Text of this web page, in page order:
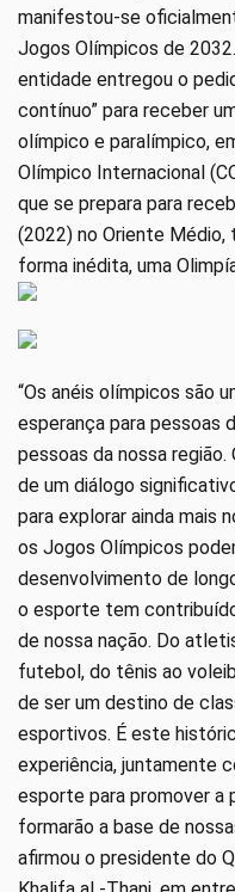
manifestou-se
Jogos Olímpicos de
entidade entregou o
contínuo” para receber
olímpico e paralímpico,
Olímpico Internacional
que se prepara para
(2022) no Oriente Médio,
forma inédita, uma
“Os anéis olímpicos são
esperança para pessoas
pessoas da nossa região.
de um diálogo
para explorar ainda mais
os Jogos Olímpicos
desenvolvimento de
o esporte tem
de nossa nação. Do
futebol, do tênis ao
de ser um destino de
esportivos. É este
experiência, juntamente
esporte para promover a
formarão a base de
afirmou o presidente do